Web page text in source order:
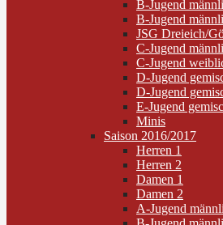
B-Jugend
B-Jugend
JSG Dreieich/
C-Jugend
C-Jugend
D-Jugend
D-Jugend
E-Jugend
Minis
Saison 2016/2017
Herren 1
Herren 2
Damen 1
Damen 2
A-Jugend